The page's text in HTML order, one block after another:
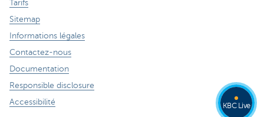
Tarifs
Sitemap
Informations légales
Contactez-nous
Documentation
Responsible disclosure
Accessibilité
KBC Live